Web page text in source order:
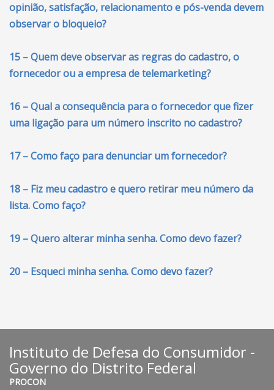
opinião, satisfação, relacionamento e pós-venda devem
observar o bloqueio?
15 – Quem deve observar as regras do cadastro, o
fornecedor ou a empresa de telemarketing?
16 – Qual a consequência para o fornecedor que fizer
uma ligação para um número inscrito no cadastro?
17 – Como faço para denunciar um fornecedor?
18 – Fiz meu cadastro e quero retirar meu número da
lista. Como faço?
19 – Quero alterar minha senha. Como devo fazer?
20 – Esqueci minha senha. Como devo fazer?
Instituto de Defesa do Consumidor -
Governo do Distrito Federal
PROCON